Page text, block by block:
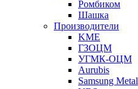
Ромбиком
Шашка
Производители
KME
ГЗОЦМ
УГМК-ОЦМ
Aurubis
Samsung Metal